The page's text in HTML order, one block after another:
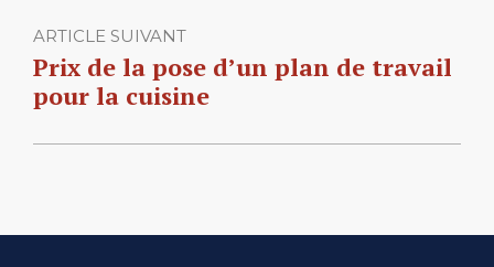
ARTICLE SUIVANT
Prix de la pose d’un plan de travail
pour la cuisine